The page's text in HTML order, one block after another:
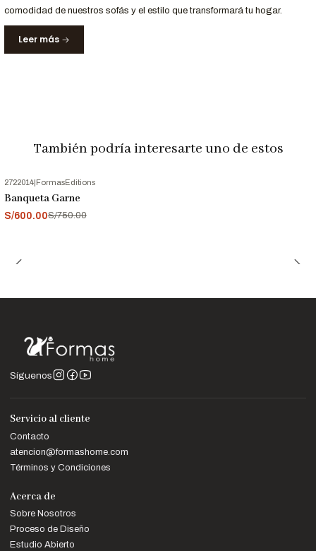
Garantía
12 mesesen estructura y materiales.
Nota:Las imágenes son referenciales. Los colores pueden
comodidad de nuestros sofás y el estilo que transformará tu hogar.
Leer más
También podría interesarte uno de estos
OFF
2722014|FormasEditions
Banqueta Garne
S/600.00S/750.00
Síguenos
Servicio al cliente
Contacto
atencion@formashome.com
Términos y Condiciones
Acerca de
Sobre Nosotros
Proceso de Diseño
Estudio Abierto